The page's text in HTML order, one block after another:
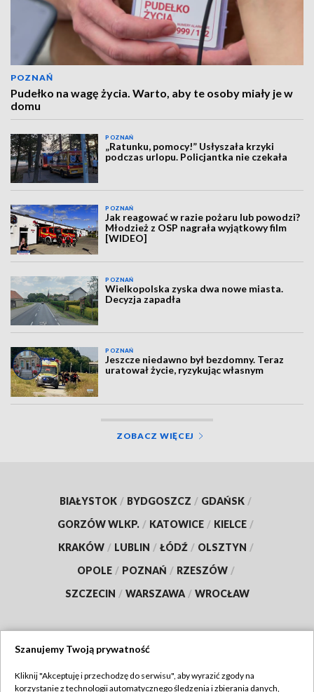
POZNAŃ
Pudełko na wagę życia. Warto, aby te osoby miały je w
domu
POZNAŃ
„Ratunku, pomocy!” Usłyszała krzyki
podczas urlopu. Policjantka nie czekała
POZNAŃ
Jak reagować w razie pożaru lub powodzi?
Młodzież z OSP nagrała wyjątkowy film
[WIDEO]
POZNAŃ
Wielkopolska zyska dwa nowe miasta.
Decyzja zapadła
POZNAŃ
Jeszcze niedawno był bezdomny. Teraz
uratował życie, ryzykując własnym
ZOBACZ WIĘCEJ
BIAŁYSTOK / BYDGOSZCZ / GDAŃSK /
GORZÓW WLKP. / KATOWICE / KIELCE /
KRAKÓW / LUBLIN / ŁÓDŹ / OLSZTYN /
OPOLE / POZNAŃ / RZESZÓW /
SZCZECIN / WARSZAWA / WROCŁAW
Szanujemy Twoją prywatność
Kliknij "Akceptuję i przechodzę do serwisu", aby wyrazić zgody na
korzystanie z technologii automatycznego śledzenia i zbierania danych,